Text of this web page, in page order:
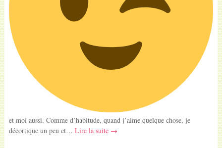
et moi aussi. Comme d’habitude, quand j’aime quelque chose, je
décortique un peu et… Lire la suite →